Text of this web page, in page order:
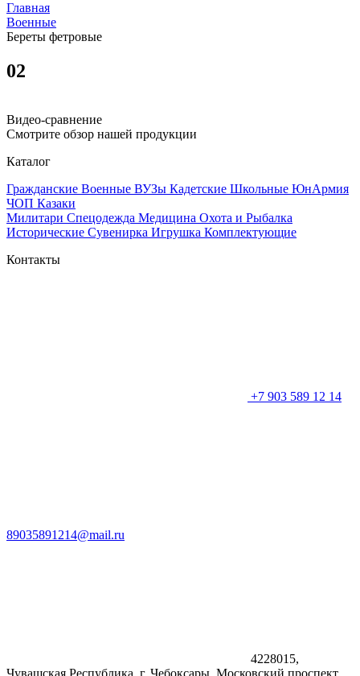
Главная
Военные
Береты фетровые
02
Видео-сравнение
Смотрите обзор нашей продукции
Каталог
Гражданские Военные ВУЗы Кадетские Школьные ЮнАрмия
ЧОП Казаки
Милитари Спецодежда Медицина Охота и Рыбалка
Исторические Сувенирка Игрушка Комплектующие
Контакты
+7 903 589 12 14
89035891214@mail.ru
4228015,
Чувашская Республика, г. Чебоксары, Московский проспект,